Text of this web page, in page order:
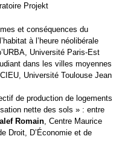
Projekt
et conséquences du
à l’heure néolibérale
Université Paris-Est
dans les villes moyennes
CIEU, Université Toulouse Jean
de production de logements
nette des sols » : entre
Romain , Centre Maurice
Droit, D’Économie et de